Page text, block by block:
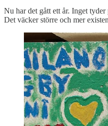
Nu har det gått ett år. Inget
Det väcker större och mer